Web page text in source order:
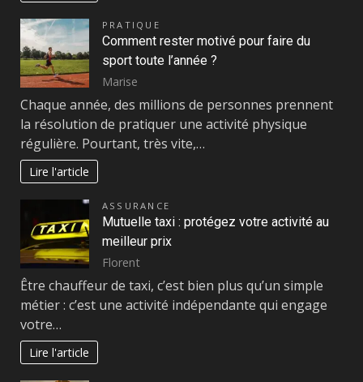
PRATIQUE
Comment rester motivé pour faire du
sport toute l’année ?
Marise
Chaque année, des millions de personnes prennent
la résolution de pratiquer une activité physique
régulière. Pourtant, très vite,…
Lire l'article
ASSURANCE
Mutuelle taxi : protégez votre activité au
meilleur prix
Florent
Être chauffeur de taxi, c’est bien plus qu’un simple
métier : c’est une activité indépendante qui engage
votre…
Lire l'article